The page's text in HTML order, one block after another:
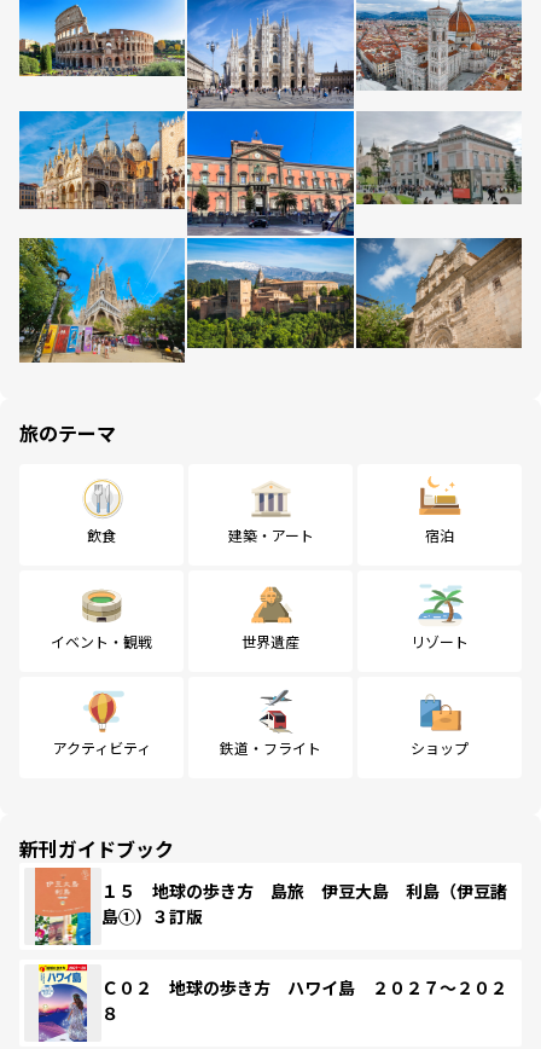
旅のテーマ
飲食 建築・アート 宿泊
イベント・観戦 世界遺産 リゾート
アクティビティ 鉄道・フライト ショップ
新刊ガイドブック
１５ 地球の歩き方 島旅 伊豆大島 利島（伊豆諸
島①）３訂版
Ｃ０２ 地球の歩き方 ハワイ島 ２０２７～２０２
８